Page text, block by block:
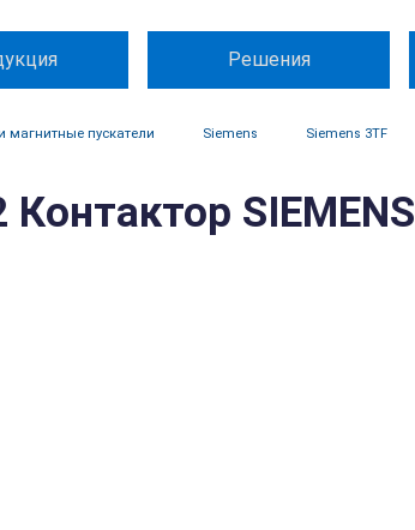
Решения
магнитные пускатели Siemens Siemens 3TF
SIEMENS